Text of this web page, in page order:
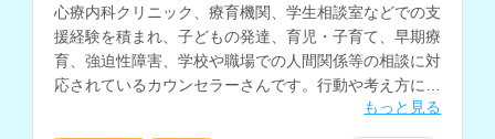
心療内科クリニック、療育機関、学生相談室などでの支
援経験を積まれ、子どもの発達、育児・子育て、早期療
育、強迫性障害、学校や職場での人間関係等の相談に対
応されているカウンセラーさんです。行動や考え方に焦
もっと見る